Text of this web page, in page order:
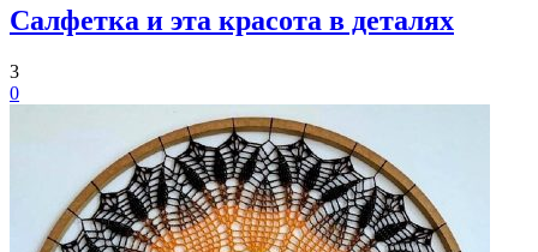
Салфетка и эта красота в деталях
3
0